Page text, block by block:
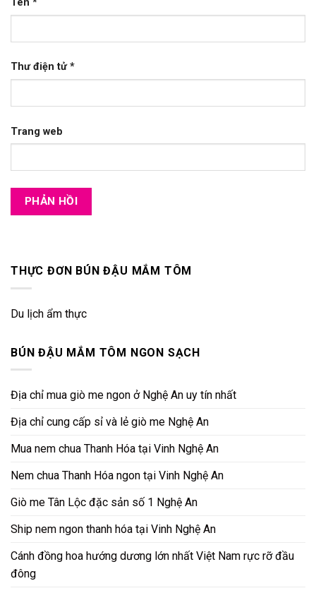
Tên *
Thư điện tử*
Trang web
THỰC ĐƠN BÚN ĐẬU MẮM TÔM
Du lịch ẩm thực
BÚN ĐẬU MẮM TÔM NGON SẠCH
Địa chỉ mua giò me ngon ở Nghệ An uy tín nhất
Địa chỉ cung cấp sỉ và lẻ giò me Nghệ An
Mua nem chua Thanh Hóa tại Vinh Nghệ An
Nem chua Thanh Hóa ngon tại Vinh Nghệ An
Giò me Tân Lộc đặc sản số 1 Nghệ An
Ship nem ngon thanh hóa tại Vinh Nghệ An
Cánh đồng hoa hướng dương lớn nhất Việt Nam rực rỡ đầu
đông